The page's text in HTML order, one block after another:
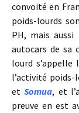
convoité en
poids-lourds
PH, mais
autocars de sa
lourd s’appelle
l’activité
etSomua, et
preuve en est